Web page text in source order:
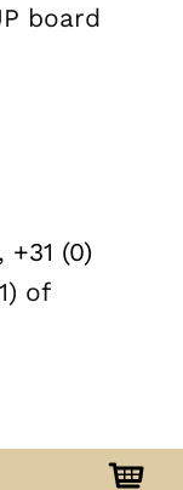
board
+31 (0)
of